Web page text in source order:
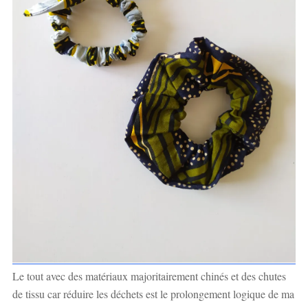
Le tout avec des matériaux majoritairement chinés et des chutes
de tissu car réduire les déchets est le prolongement logique de ma